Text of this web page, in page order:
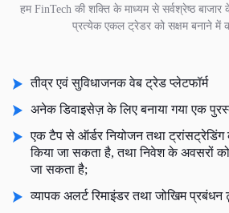
हम FinTech की शक्ति के माध्यम से सर्वश्रेष्ठ
प्रत्येक एकल ट्रेडर को सक्षम बनाने में
तीव्र एवं सुविधाजनक वेब ट्रेड प्लेटफॉर्म
अनेक डिवाइसेज़ के लिए बनाया गया एक
एक टैप से ऑर्डर नियोजन तथा
किया जा सकता है, तथा निवेश के अवसरों
जा सकता है;
व्यापक अलर्ट रिमाइंडर तथा जोखिम प्रबंधन